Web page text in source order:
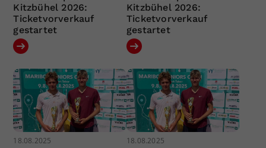
Kitzbühel 2026:
Ticketvorverkauf
gestartet
Kitzbühel 2026:
Ticketvorverkauf
gestartet
18.08.2025 18.08.2025